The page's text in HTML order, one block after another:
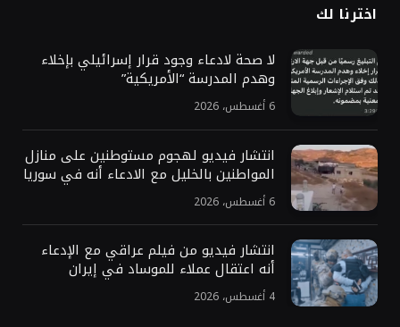
اخترنا لك
لا صحة لادعاء وجود قرار إسرائيلي بإخلاء
وهدم المدرسة “الأمريكية”
6 أغسطس، 2026
انتشار فيديو لهجوم مستوطنين على منازل
المواطنين بالخليل مع الادعاء أنه في سوريا
6 أغسطس، 2026
انتشار فيديو من فيلم عراقي مع الإدعاء
أنه اعتقال عملاء للموساد في إيران
4 أغسطس، 2026